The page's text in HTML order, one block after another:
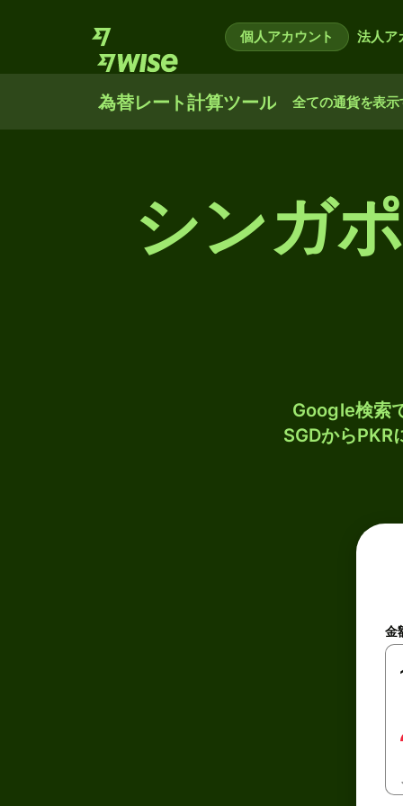
個人アカウント 法人ア
為替レート計算ツール 全ての通貨を表示
シンガ
Google検索
SGDから
金